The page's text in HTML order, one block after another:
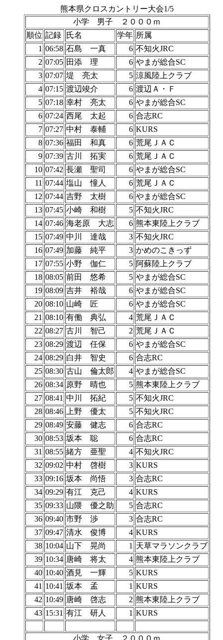
熊本県クロスカントリー大会1/5
小学 男子 ２０００ｍ
順位 記録 氏名 学年 所属
1 06:58 石島 一真 6 不知火JRC
2 07:05 田添 理 6 やまが総合SC
3 07:07 堤 亮太 5 涼風陸上クラブ
4 07:15 渡辺竣介 6 渡辺Ａ・Ｆ
5 07:18 幸村 亮太 6 やまが総合SC
6 07:24 西尾 太起 6 合志RC
7 07:27 中村 泰輔 6 KURS
8 07:36 福田 和真 6 荒尾ＪＡＣ
9 07:39 古川 拓実 6 荒尾ＪＡＣ
10 07:42 長瀬 聖司 6 やまが総合SC
11 07:44 塩山 憧人 6 荒尾ＪＡＣ
12 07:44 吉野 太樹 6 やまが総合SC
13 07:45 小崎 和樹 5 不知火JRC
14 07:46 海老原 大志 6 熊本東陸上クラブ
15 07:49 中川 達哉 3 不知火JRC
16 07:49 加藤 純平 3 かめのこきっず
17 07:55 小野 伽仁 5 阿蘇陸上クラブ
18 08:05 前田 悠希 5 やまが総合SC
19 08:09 吉井 裕哉 6 やまが総合SC
20 08:10 山崎 匠 6 やまが総合SC
21 08:10 有働 典弘 4 荒尾ＪＡＣ
22 08:27 古川 智己 2 荒尾ＪＡＣ
23 08:29 渡辺 任保 6 やまが総合SC
24 08:29 白井 智史 6 合志RC
25 08:30 古山 倫太郎 4 やまが総合SC
26 08:34 原野 晴也 5 熊本東陸上クラブ
27 08:41 中川 拓紀 5 不知火JRC
28 08:46 上野 優太 5 不知火JRC
29 08:49 安藤 健志 6 合志RC
30 08:53 坂本 聡 6 合志RC
31 08:55 緒方 亜聖 4 不知火JRC
32 09:02 中村 啓樹 3 KURS
33 09:16 坂本 尚悟 3 合志RC
34 09:29 有江 克己 4 KURS
35 09:33 山隈 優之助 5 合志RC
36 09:40 市野 渉 3 合志RC
37 09:47 清水 俊博 4 KURS
38 10:04 山下 晃尚 1 天草マラソンクラブ
39 10:34 唐崎 将太 4 熊本東陸上クラブ
40 10:40 酒見 一輝 5 KURS
41 10:41 坂本 孟 1 KURS
42 10:49 唐崎 啓志 2 熊本東陸上クラブ
43 15:31 有江 研人 1 KURS
小学 女子 ２０００ｍ